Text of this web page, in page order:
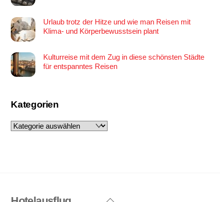
Urlaub trotz der Hitze und wie man Reisen mit
Klima- und Körperbewusstsein plant
Kulturreise mit dem Zug in diese schönsten Städte
für entspanntes Reisen
Kategorien
Kategorien
Back